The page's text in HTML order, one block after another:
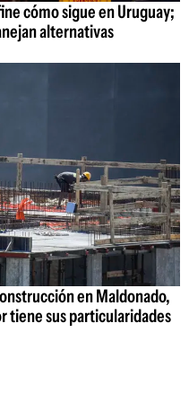
cómo sigue en Uruguay;
alternativas
en Maldonado,
tiene sus particularidades